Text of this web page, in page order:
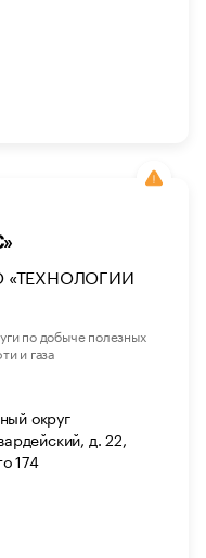
по добыче полезных
и газа
округ
д. 22,
174